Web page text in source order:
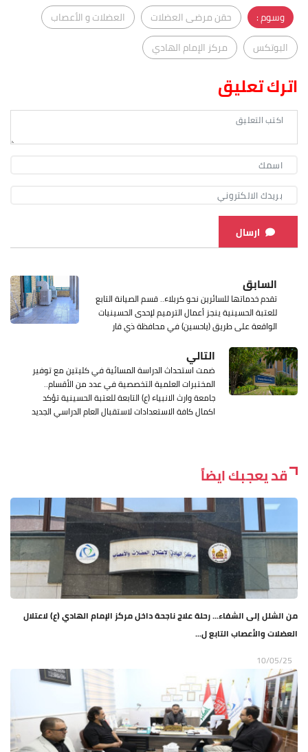
وسوم :
حقن مرضى العضلات
العضلات و الأعصاب
البوتكس
مركز الإمام الهادي
اترك تعليق
ارسال
السابق
تقدم خدماتها للسائرين نحو كربلاء.. قسم الصيانة التابع
للعتبة الحسينية ينجز أعمال الترميم لإحدى الحسينيات
الواقعة على طريق (ياحسين) في محافظة ذي قار
التالي
ضمت استحداث الدراسة المسائية في كليتين مع توفير
المختبرات العلمية التخصصية في عدد من الأقسام..
جامعة وارث الانبياء (ع) التابعة للعتبة الحسينية تؤكد
اكمال كافة الاستعدادات لاستقبال العام الدراسي الجديد
قد يعجبك ايضاً
من الشلل إلى الشفاء... رحلة علاج ناجحة داخل مركز الإمام الهادي (ع) لاعتلال
العضلات والأعصاب التابع ل...
10/05/25